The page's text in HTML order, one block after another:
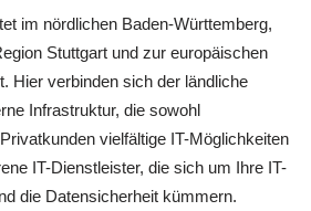
im nördlichen Baden-Württemberg,
Stuttgart und zur europäischen
Hier verbinden sich der ländliche
Infrastruktur, die sowohl
vielfältige IT-Möglichkeiten
IT-Dienstleister, die sich um Ihre IT-
die Datensicherheit kümmern.